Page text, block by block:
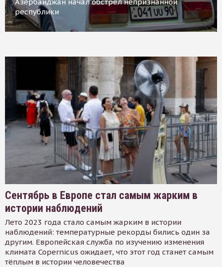
республики
Сентябрь в Европе стал самым жарким в
истории наблюдений
Лето 2023 года стало самым жарким в истории
наблюдений: температурные рекорды бились один за
другим. Европейская служба по изучению изменения
климата Copernicus ожидает, что этот год станет самым
тёплым в истории человечества